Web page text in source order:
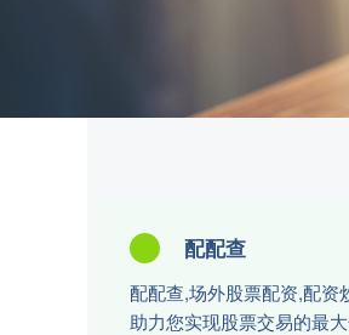
配配查
配配查,场外股票配资,配资
助力您实现股票交易的最大